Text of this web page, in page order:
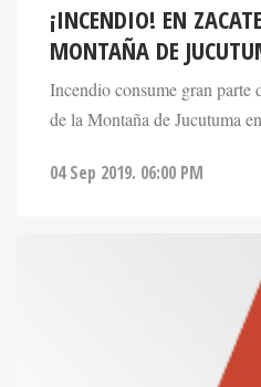
¡INCENDIO! EN
MONTAÑA DE
Incendio consume gran parte
de la Montaña de Jucutuma
04 Sep 2019. 06:00 PM